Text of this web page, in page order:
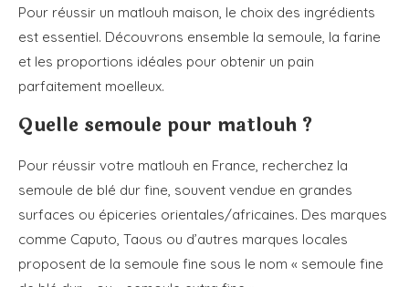
Pour réussir un matlouh maison, le choix des ingrédients
est essentiel. Découvrons ensemble la semoule, la farine
et les proportions idéales pour obtenir un pain
parfaitement moelleux.
Quelle semoule pour matlouh ?
Pour réussir votre matlouh en France, recherchez la
semoule de blé dur fine, souvent vendue en grandes
surfaces ou épiceries orientales/africaines. Des marques
comme Caputo, Taous ou d’autres marques locales
proposent de la semoule fine sous le nom « semoule fine